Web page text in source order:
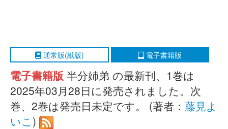
通常版(紙版) 電子書籍版
電子書籍版 半分姉弟 の最新刊、1巻は
2025年03月28日に発売されました。次
巻、2巻は発売日未定です。 (著者： 藤見よ
いこ )